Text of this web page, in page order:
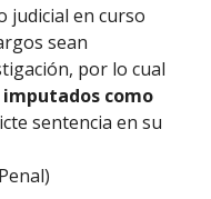
judicial en curso
sean
por lo cual
imputados como
sentencia en su